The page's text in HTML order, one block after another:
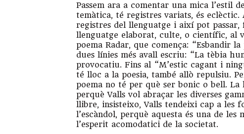
Passem ara a comentar una mica l’estil
temàtica, té registres variats, és
registres del llenguatge i així pot
llenguatge elaborat, culte, o científic, al
poema Radar, que comença: “Esbandir
dues línies més avall escriu: “La tèbia
provocatiu. Fins al “M’estic cagant i
té lloc a la poesia, també allò repulsiu.
poema no té per què ser bonic o bell. La
perquè Valls vol abraçar les diverses
llibre, insisteixo, Valls tendeixi cap a les
l’escàndol, perquè aquesta és una de les
l’esperit acomodatici de la societat.